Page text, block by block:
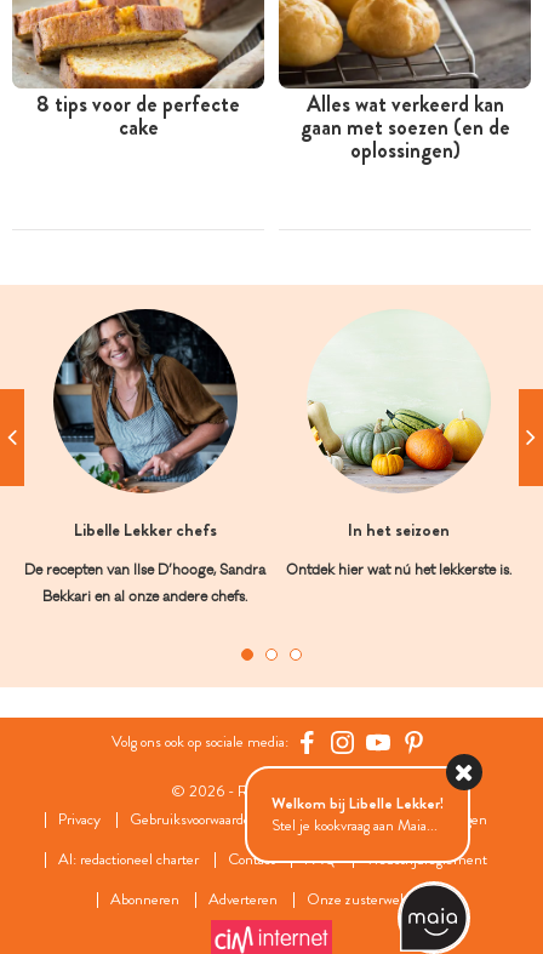
8 tips voor de perfecte
cake
Alles wat verkeerd kan
gaan met soezen (en de
oplossingen)
Libelle Lekker chefs
De recepten van Ilse D’hooge, Sandra
Bekkari en al onze andere chefs.
In het seizoen
Ontdek hier wat nú het lekkerste is.
Volg ons ook op sociale media:
© 2026 - Roularta Media Group
Privacy
Gebruiksvoorwaarden Cookies
Cookies instellingen
AI: redactioneel charter
Contact FAQ
Wedstrijdreglement
Abonneren
Adverteren Onze zusterwebsites
Welkom bij Libelle Lekker!
Stel je kookvraag aan Maia...